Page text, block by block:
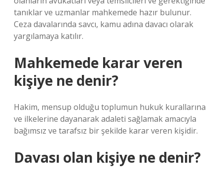
tanıklar ve uzmanlar mahkemede hazır bulunur.
Ceza davalarında savcı, kamu adına davacı olarak
yargılamaya katılır.
Mahkemede karar veren
kişiye ne denir?
Hakim, mensup olduğu toplumun hukuk kurallarına
ve ilkelerine dayanarak adaleti sağlamak amacıyla
bağımsız ve tarafsız bir şekilde karar veren kişidir.
Davası olan kişiye ne denir?